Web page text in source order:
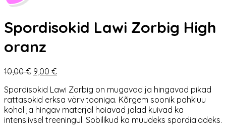
Spordisokid Lawi Zorbig High
oranz
10,00€ Algne
oli:
10,00 €.
9,00 €Praegune
on:
9,00 €.
Spordisokid Lawi Zorbig on mugavad ja hingavad pikad
rattasokid erksa värvitooniga. Kõrgem soonik pahkluu
kohal ja hingav materjal hoiavad jalad kuivad ka
intensiivsel treeningul. Sobilikud ka muudeks spordialadeks.